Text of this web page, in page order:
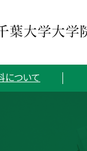
ついて